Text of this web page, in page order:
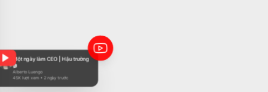
Routine buổi sáng ✨